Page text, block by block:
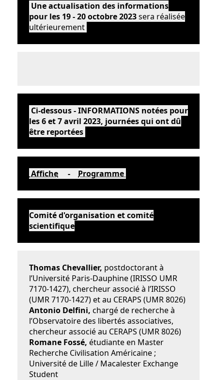
Une actualisation des informations
pour les 19 - 20 octobre 2023sera réalisée
ultérieurement
Ci-dessous - INFORMATIONS notées pour
les 6 et 7 avril 2023, journées qui ont dû
être reportées
Affiche - Programme
Comité d'organisation et comité
scientifique
Thomas Chevallier, postdoctorant à
l’Université Paris-Dauphine (IRISSO UMR
7170-1427), chercheur associé à l’IRISSO
(UMR 7170-1427) et au CERAPS (UMR 8026)
Antonio Delfini, chargé de recherche à
l’Observatoire des libertés associatives,
chercheur associé au CERAPS (UMR 8026)
Romane Fossé, étudiante en Master
Recherche Civilisation Américaine ;
Université de Lille / Macalester Exchange
Student